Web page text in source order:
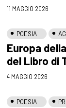
11 MAGGIO 2026
POESIA
Europa
del Libro di
4 MAGGIO 2026
POESIA